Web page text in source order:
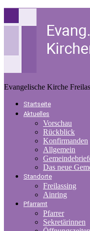
Evangelische Kirche
Startseite
Aktuelles
Vorschau
Rückblick
Konfirmanden
Allgemein
Das neue
Standorte
Freilassing
Ainring
Pfarramt
Pfarrer
Sekretärinnen